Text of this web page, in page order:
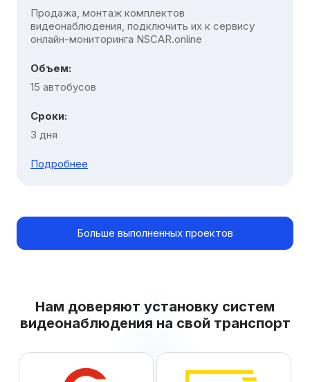
Продажа, монтаж комплектов
видеонаблюдения, подключить их к сервису
онлайн-мониторинга NSCAR.online
Объем:
15 автобусов
Сроки:
3 дня
Подробнее
Больше выполненных проектов
Нам доверяют установку систем
видеонаблюдения на свой транспорт